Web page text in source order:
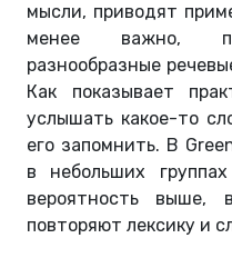
мысли, приводят
менее важно,
разнообразные
Как показывает
услышать какое-то
его запомнить. В
в небольших
вероятность выше,
повторяют лексику и